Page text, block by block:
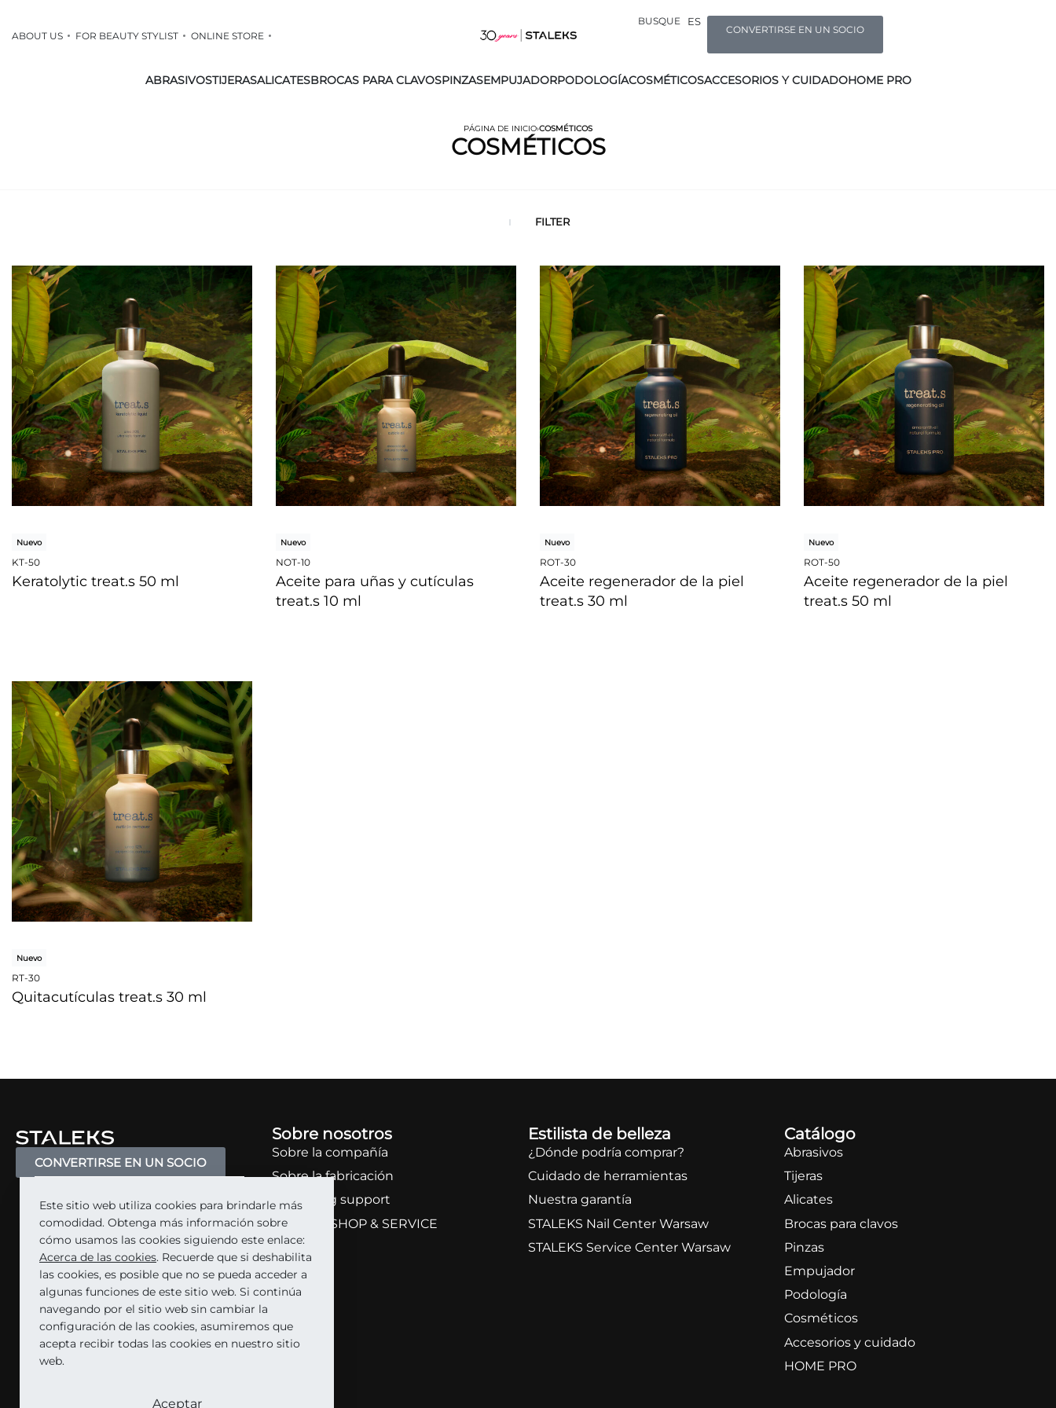
ABOUT US FOR BEAUTY STYLIST ONLINE STORE
BUSQUE ES
CONVERTIRSE EN UN SOCIO
ABRASIVOSTIJERASALICATESBROCAS PARA CLAVOSPINZASEMPUJADORPODOLOGÍACOSMÉTICOSACCESORIOS Y CUIDADOHOME PRO
PÁGINA DE INICIO›COSMÉTICOS
COSMÉTICOS
FILTER
Nuevo
KT-50
Keratolytic treat.s 50 ml
Nuevo
NOT-10
Aceite para uñas y cutículas
treat.s 10 ml
Nuevo
ROT-30
Aceite regenerador de la piel
treat.s 30 ml
Nuevo
ROT-50
Aceite regenerador de la piel
treat.s 50 ml
Nuevo
RT-30
Quitacutículas treat.s 30 ml
CONVERTIRSE EN UN SOCIO
Sobre nosotros
Sobre la compañía
Sobre la fabricación
Marketing support
STALEKS SHOP & SERVICE
Estilista de belleza
¿Dónde podría comprar?
Cuidado de herramientas
Nuestra garantía
STALEKS Nail Center Warsaw
STALEKS Service Center Warsaw
Catálogo
Abrasivos
Tijeras
Alicates
Brocas para clavos
Pinzas
Empujador
Podología
Cosméticos
Accesorios y cuidado
HOME PRO
Este sitio web utiliza cookies para brindarle más
comodidad. Obtenga más información sobre
cómo usamos las cookies siguiendo este enlace:
Acerca de las cookies. Recuerde que si deshabilita
las cookies, es posible que no se pueda acceder a
algunas funciones de este sitio web. Si continúa
navegando por el sitio web sin cambiar la
configuración de las cookies, asumiremos que
acepta recibir todas las cookies en nuestro sitio
web.
Aceptar